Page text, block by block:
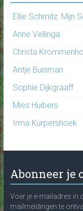
Ellie Schmitz: Mijn
Anne Vellinga
Christa
Antje Buisman
Sophie Dijkgraaff
Mies Huibers
Irma Kurpershoek
Abonneer je
Voer je e-mailadres in
mailmeldingen te